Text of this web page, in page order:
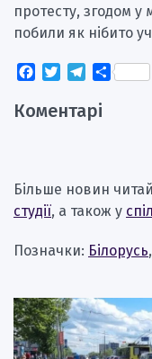
протесту, згодом у
побили як нібито
Facebook
TwitterTelegram
Коментарі
Більше новин
студії, а також у
Позначки: Білорусь,